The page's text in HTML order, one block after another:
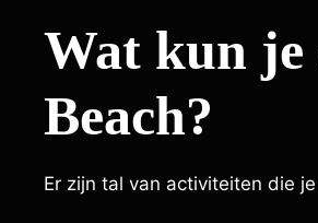
Wat kun
Beach?
Er zijn tal van activiteiten die